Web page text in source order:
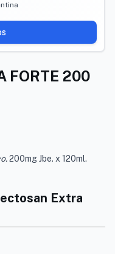
FORTE 200
200mg Jbe. x 120ml.
Extra